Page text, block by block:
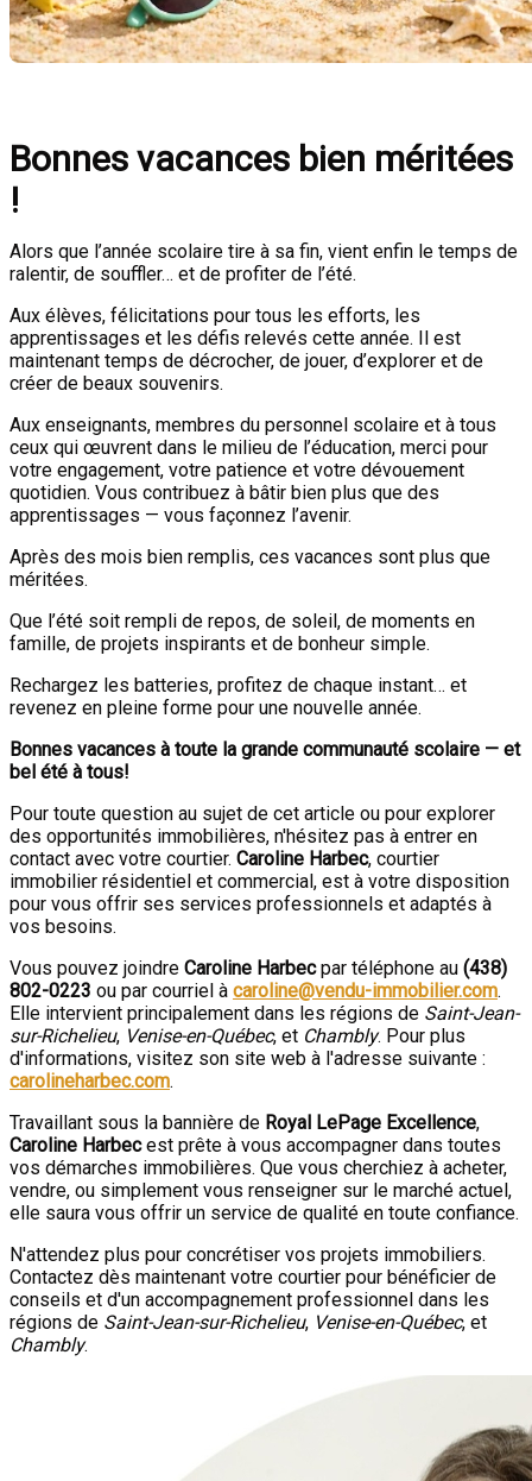
Bonnes vacances bien méritées
!
Alors que l’année scolaire tire à sa fin, vient enfin le temps de
ralentir, de souffler… et de profiter de l’été.
Aux élèves, félicitations pour tous les efforts, les
apprentissages et les défis relevés cette année. Il est
maintenant temps de décrocher, de jouer, d’explorer et de
créer de beaux souvenirs.
Aux enseignants, membres du personnel scolaire et à tous
ceux qui œuvrent dans le milieu de l’éducation, merci pour
votre engagement, votre patience et votre dévouement
quotidien. Vous contribuez à bâtir bien plus que des
apprentissages — vous façonnez l’avenir.
Après des mois bien remplis, ces vacances sont plus que
méritées.
Que l’été soit rempli de repos, de soleil, de moments en
famille, de projets inspirants et de bonheur simple.
Rechargez les batteries, profitez de chaque instant… et
revenez en pleine forme pour une nouvelle année.
Bonnes vacances à toute la grande communauté scolaire — et
bel été à tous!
Pour toute question au sujet de cet article ou pour explorer
des opportunités immobilières, n'hésitez pas à entrer en
contact avec votre courtier. Caroline Harbec, courtier
immobilier résidentiel et commercial, est à votre disposition
pour vous offrir ses services professionnels et adaptés à
vos besoins.
Vous pouvez joindre Caroline Harbecpar téléphone au (438)
802-0223 ou par courriel à caroline@vendu-immobilier.com.
Elle intervient principalement dans les régions de Saint-Jean-
sur-Richelieu, Venise-en-Québec, et Chambly. Pour plus
d'informations, visitez son site web à l'adresse suivante :
carolineharbec.com.
Travaillant sous la bannière de Royal LePage Excellence,
Caroline Harbecest prête à vous accompagner dans toutes
vos démarches immobilières. Que vous cherchiez à acheter,
vendre, ou simplement vous renseigner sur le marché actuel,
elle saura vous offrir un service de qualité en toute confiance.
N'attendez plus pour concrétiser vos projets immobiliers.
Contactez dès maintenant votre courtier pour bénéficier de
conseils et d'un accompagnement professionnel dans les
régions de Saint-Jean-sur-Richelieu, Venise-en-Québec, et
Chambly.